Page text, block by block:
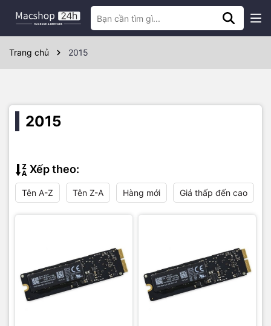
Trang chủ 2015
2015
Xếp theo:
Tên A-Z Tên Z-A Hàng mới Giá thấp đến cao